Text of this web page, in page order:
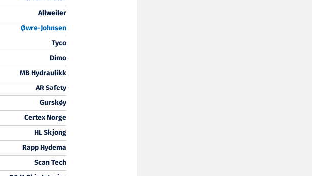
Allweiler
Øwre-Johnsen
Tyco
Dimo
MB Hydraulikk
AR Safety
Gurskøy
Certex Norge
HL Skjong
Rapp Hydema
Scan Tech